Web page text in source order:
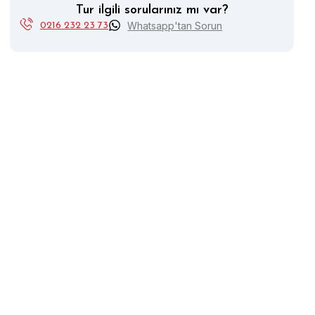
Tur ilgili sorularınız mı var?
0216 232 23 73 Whatsapp'tan Sorun